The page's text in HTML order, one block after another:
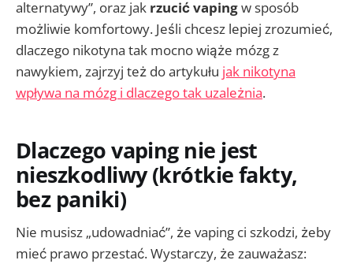
alternatywy”, oraz jak rzucić vapingw sposób
możliwie komfortowy. Jeśli chcesz lepiej zrozumieć,
dlaczego nikotyna tak mocno wiąże mózg z
nawykiem, zajrzyj też do artykułu jak nikotyna
wpływa na mózg i dlaczego tak uzależnia.
Dlaczego vaping nie jest
nieszkodliwy (krótkie fakty,
bez paniki)
Nie musisz „udowadniać”, że vaping ci szkodzi, żeby
mieć prawo przestać. Wystarczy, że zauważasz: